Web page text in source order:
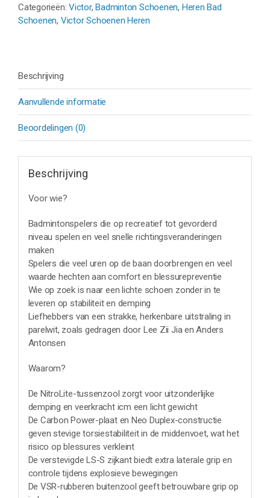
Categorieën:Victor,Badminton Schoenen, Heren Bad
Schoenen, Victor Schoenen Heren
Beschrijving
Aanvullende informatie
Beoordelingen (0)
Beschrijving
Voor wie?
Badmintonspelers die op recreatief tot gevorderd
niveau spelen en veel snelle richtingsveranderingen
maken
Spelers die veel uren op de baan doorbrengen en veel
waarde hechten aan comfort en blessurepreventie
Wie op zoek is naar een lichte schoen zonder in te
leveren op stabiliteit en demping
Liefhebbers van een strakke, herkenbare uitstraling in
parelwit, zoals gedragen door Lee Zii Jia en Anders
Antonsen
Waarom?
De NitroLite-tussenzool zorgt voor uitzonderlijke
demping en veerkracht icm een licht gewicht
De Carbon Power-plaat en Neo Duplex-constructie
geven stevige torsiestabiliteit in de middenvoet, wat het
risico op blessures verkleint
De verstevigde LS-S zijkant biedt extra laterale grip en
controle tijdens explosieve bewegingen
De VSR-rubberen buitenzool geeft betrouwbare grip op